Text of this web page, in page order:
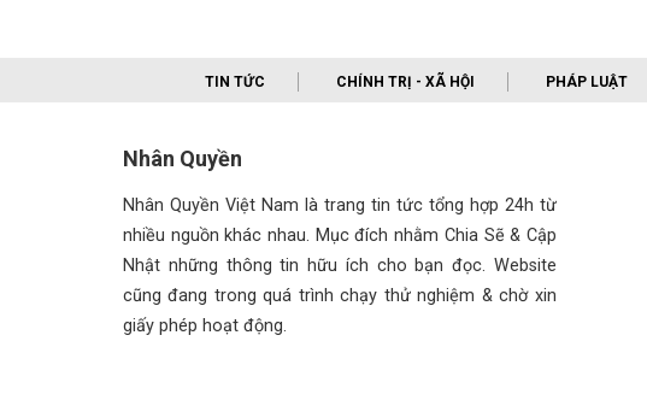
TIN TỨC CHÍNH TRỊ - XÃ HỘI PHÁP LUẬT
Nhân Quyền
Nhân Quyền Việt Nam là trang tin tức tổng hợp 24h từ
nhiều nguồn khác nhau. Mục đích nhằm Chia Sẽ & Cập
Nhật những thông tin hữu ích cho bạn đọc. Website
cũng đang trong quá trình chạy thử nghiệm & chờ xin
giấy phép hoạt động.